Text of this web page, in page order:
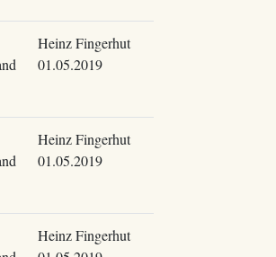
Heinz Fingerhut
01.05.2019
Heinz Fingerhut
01.05.2019
Heinz Fingerhut